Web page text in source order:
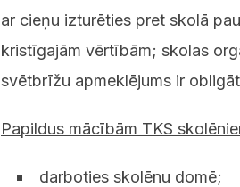
ar cieņu izturēties pret skolā
kristīgajām vērtībām; skolas
svētbrīžu apmeklējums ir
Papildus mācībām TKS
darboties skolēnu domē;